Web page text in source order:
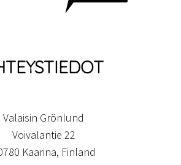
Valaisin Grönlund
Voivalantie 22
Kaarina, Finland